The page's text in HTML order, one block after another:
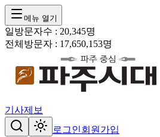
메뉴 열기
일방문자수 : 20,345명
전체방문자 : 17,650,153명
기사제보
로그인회원가입